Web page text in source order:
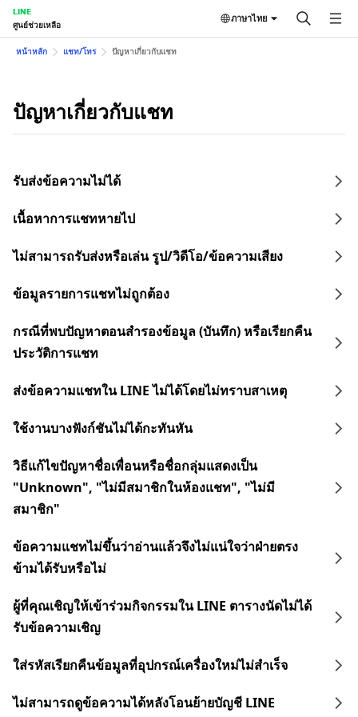
LINE
ศูนย์ช่วยเหลือ
ภาษาไทย
หน้าหลัก แชท/โทร ปัญหาเกี่ยวกับแชท
ปัญหาเกี่ยวกับแชท
รับส่งข้อความไม่ได้
เนื้อหาการแชทหายไป
ไม่สามารถรับส่งหรือเล่น รูป/วิดีโอ/ข้อความเสียง
ข้อมูลรายการแชทไม่ถูกต้อง
กรณีที่พบปัญหาตอนสำรองข้อมูล (บันทึก) หรือเรียกคืน
ประวัติการแชท
ส่งข้อความแชทใน LINE ไม่ได้โดยไม่ทราบสาเหตุ
ใช้งานบางฟังก์ชันไม่ได้กะทันหัน
วิธีแก้ไขปัญหาชื่อเพื่อนหรือชื่อกลุ่มแสดงเป็น
"Unknown", "ไม่มีสมาชิกในห้องแชท", "ไม่มี
สมาชิก"
ข้อความแชทไม่ขึ้นว่าอ่านแล้วจึงไม่แน่ใจว่าฝ่ายตรง
ข้ามได้รับหรือไม่
ผู้ที่คุณเชิญให้เข้าร่วมกิจกรรมใน LINE ตารางนัดไม่ได้
รับข้อความเชิญ
ใส่รหัสเรียกคืนข้อมูลที่อุปกรณ์เครื่องใหม่ไม่สำเร็จ
ไม่สามารถดูข้อความได้หลังโอนย้ายบัญชี LINE